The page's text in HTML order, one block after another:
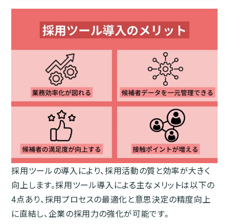
採用ツールの導入により、採用活動の質と効率が大きく
向上します。採用ツール導入による主なメリットは以下の
4点あり、採用プロセスの最適化と意思決定の精度向上
に直結し、企業の採用力の強化が可能です。